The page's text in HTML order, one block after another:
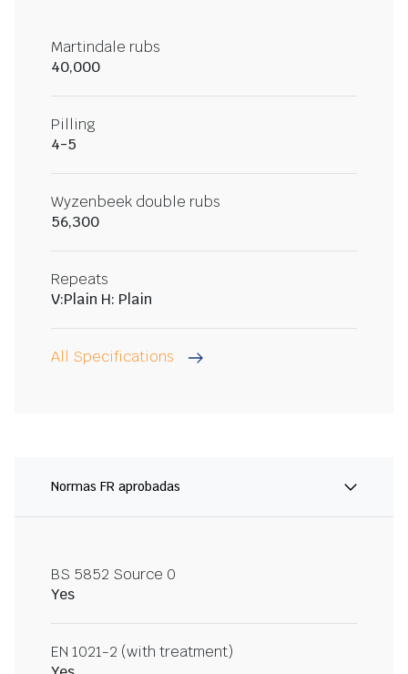
Martindale rubs
40,000
Pilling
4-5
Wyzenbeek double rubs
56,300
Repeats
V:Plain H: Plain
All Specifications
Normas FR aprobadas
BS 5852 Source 0
Yes
EN 1021-2 (with treatment)